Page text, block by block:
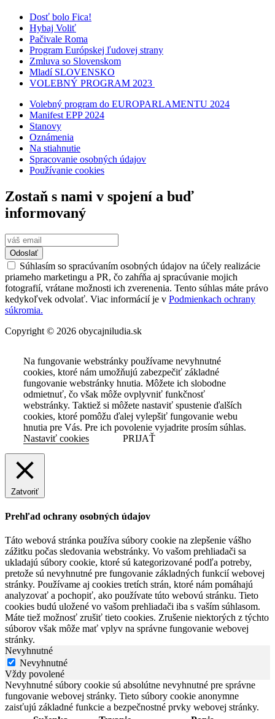
Dosť bolo Fica!
Hybaj Voliť
Pačivale Roma
Program Európskej ľudovej strany
Zmluva so Slovenskom
Mladí SLOVENSKO
VOLEBNÝ PROGRAM 2023
Volebný program do EUROPARLAMENTU 2024
Manifest EPP 2024
Stanovy
Oznámenia
Na stiahnutie
Spracovanie osobných údajov
Používanie cookies
Zostaň s nami v spojení a buď
informovaný
Odoslať
Súhlasím so spracúvaním osobných údajov na účely realizácie
priameho marketingu a PR, čo zahŕňa aj spracúvanie mojich
fotografií, vrátane možnosti ich zverenenia. Tento súhlas máte právo
kedykoľvek odvolať. Viac informácií je v Podmienkach ochrany
súkromia.
Copyright © 2026 obycajniludia.sk
Na fungovanie webstránky používame nevyhnutné
cookies, ktoré nám umožňujú zabezpečiť základné
fungovanie webstránky hnutia. Môžete ich slobodne
odmietnuť, čo však môže ovplyvniť funkčnosť
webstránky. Taktiež si môžete nastaviť spustenie ďalších
cookies, ktoré pomôžu ďalej vylepšiť fungovanie webu
hnutia pre Vás. Pre ich povolenie vyjadrite prosím súhlas.
Nastaviť cookies
PRIJAŤ
Zatvoriť
Prehľad ochrany osobných údajov
Táto webová stránka používa súbory cookie na zlepšenie vášho
zážitku počas sledovania webstránky. Vo vašom prehliadači sa
ukladajú súbory cookie, ktoré sú kategorizované podľa potreby,
pretože sú nevyhnutné pre fungovanie základných funkcií webovej
stránky. Používame aj cookies tretích strán, ktoré nám pomáhajú
analyzovať a pochopiť, ako používate túto webovú stránku. Tieto
cookies budú uložené vo vašom prehliadači iba s vaším súhlasom.
Máte tiež možnosť zrušiť tieto cookies. Zrušenie niektorých z týchto
súborov však môže mať vplyv na správne fungovanie webovej
stránky.
Nevyhnutné
Nevyhnutné
Vždy povolené
Nevyhnutné súbory cookie sú absolútne nevyhnutné pre správne
fungovanie webovej stránky. Tieto súbory cookie anonymne
zaisťujú základné funkcie a bezpečnostné prvky webovej stránky.